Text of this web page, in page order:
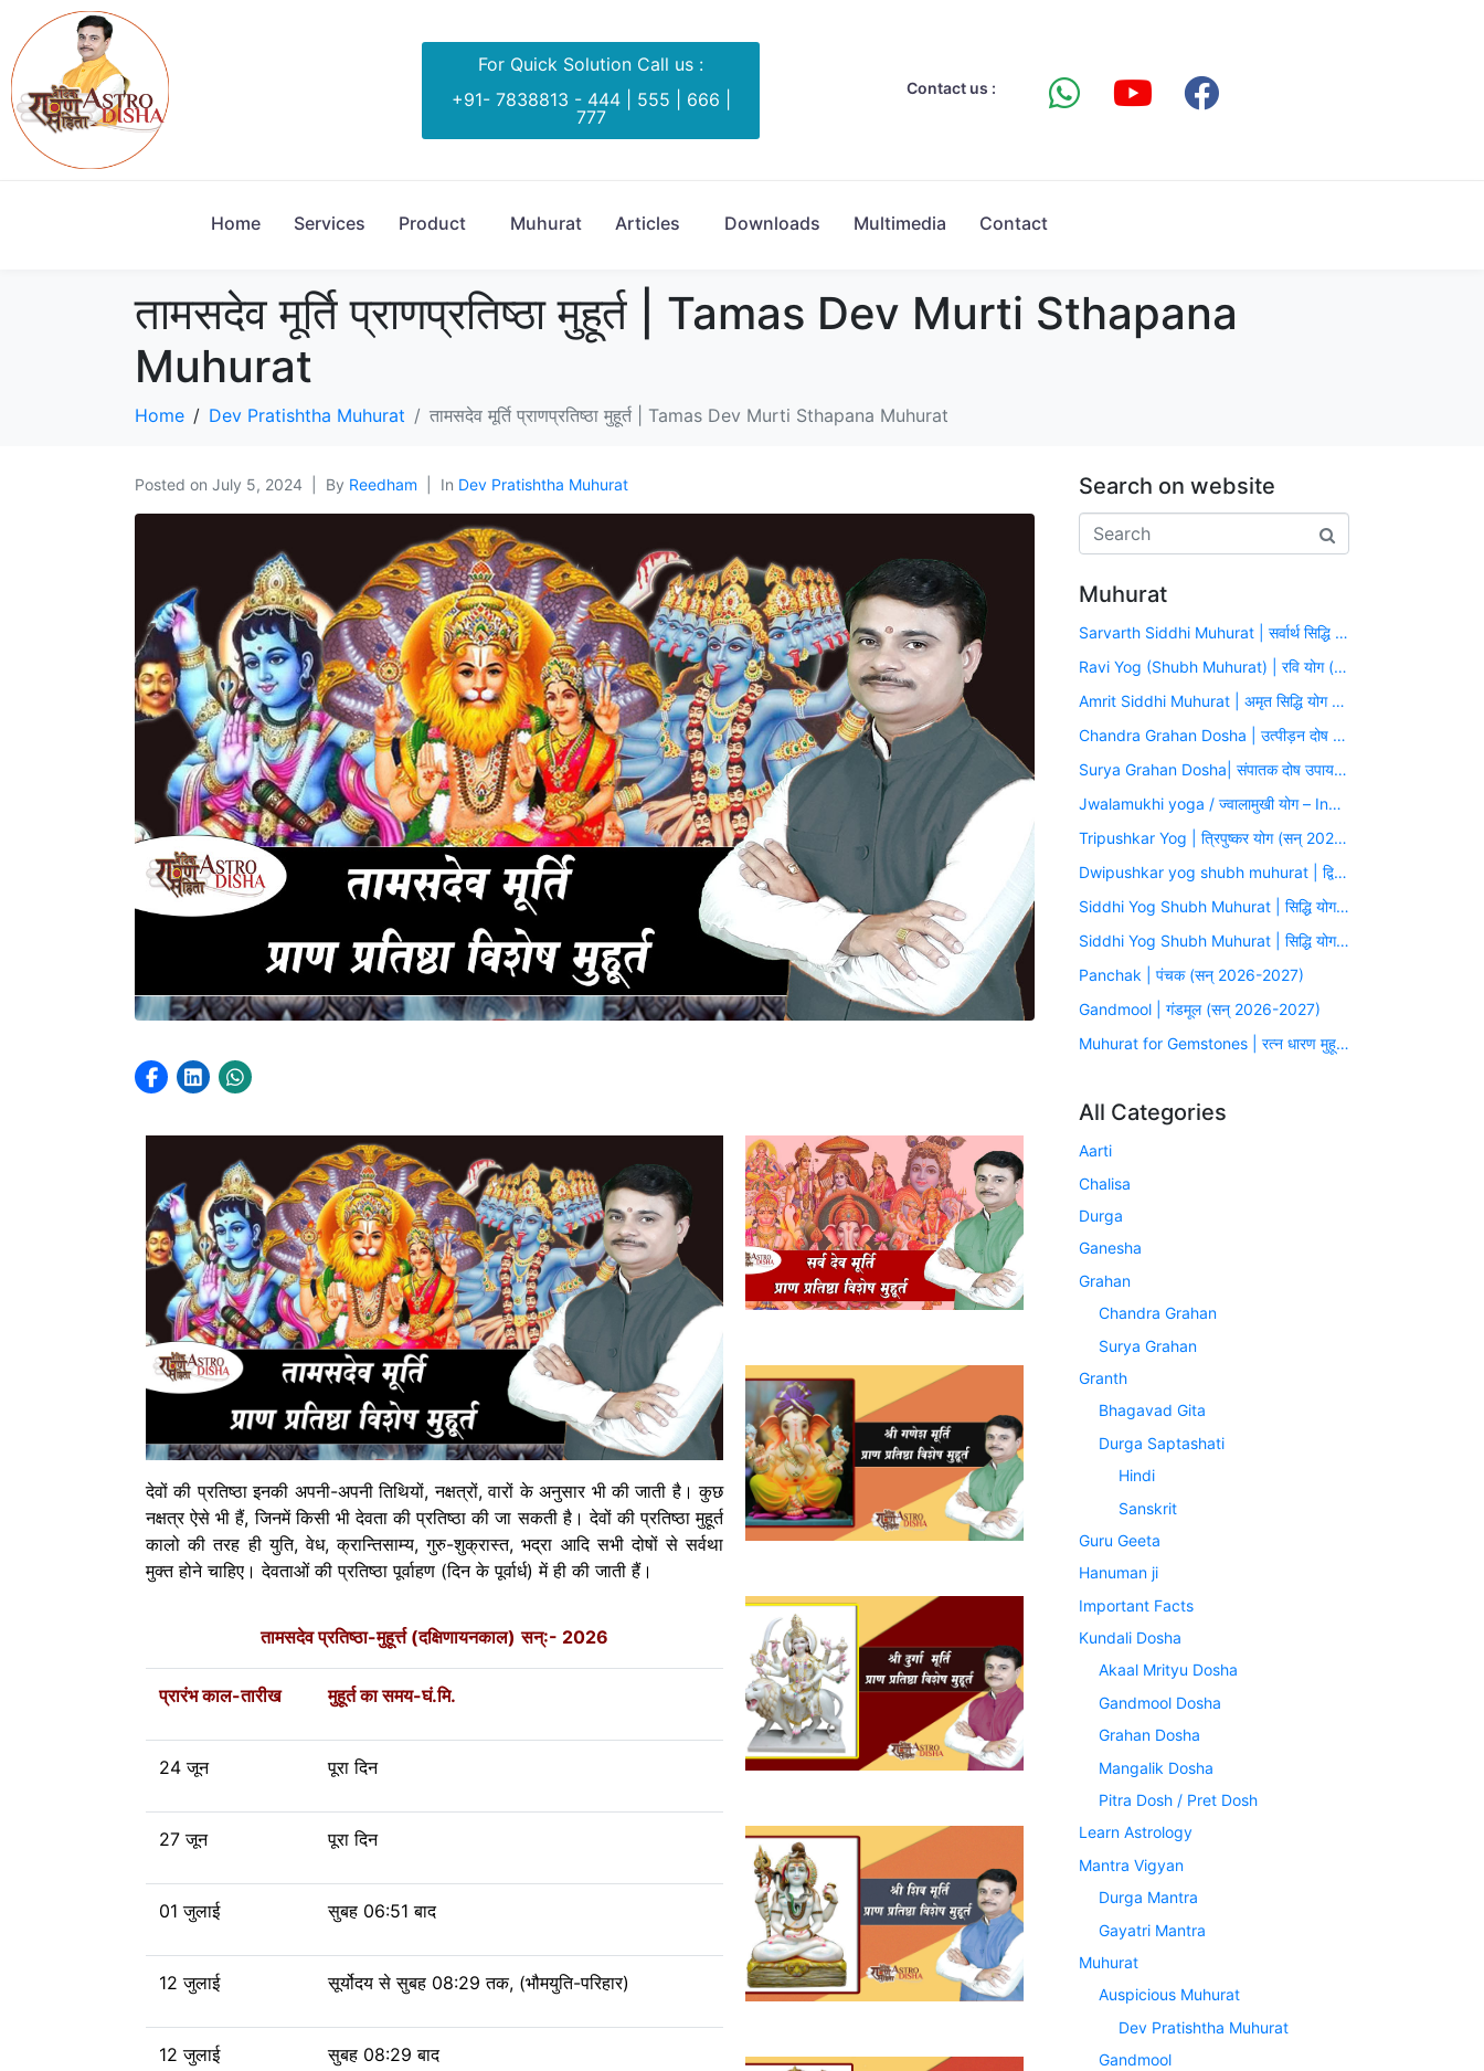
For Quick Solution Call us :
+91- 7838813 - 444 | 555 | 666 |
777
Contact us :
Home Services Product Muhurat Articles Downloads Multimedia Contact
तामसदेव मूर्ति प्राणप्रतिष्ठा मुहूर्त | Tamas Dev Murti Sthapana
Muhurat
Home Dev Pratishtha Muhurat तामसदेव मूर्ति प्राणप्रतिष्ठा मुहूर्त | Tamas Dev Murti Sthapana Muhurat
Posted on July 5, 2024 By Reedham In Dev Pratishtha Muhurat
देवों की प्रतिष्ठा इनकी अपनी-अपनी तिथियों, नक्षत्रों, वारों के अनुसार भी की जाती है। कुछ
नक्षत्र ऐसे भी हैं, जिनमें किसी भी देवता की प्रतिष्ठा की जा सकती है। देवों की प्रतिष्ठा मुहूर्त
कालो की तरह ही युति, वेध, क्रान्तिसाम्य, गुरु-शुक्रास्त, भद्रा आदि सभी दोषों से सर्वथा
मुक्त होने चाहिए। देवताओं की प्रतिष्ठा पूर्वाहण (दिन के पूर्वार्ध) में ही की जाती हैं।
तामसदेव प्रतिष्ठा-मुहूर्त्त (दक्षिणायनकाल) सन्:- 2026
प्रारंभ काल-तारीख मुहूर्त का समय-घं.मि.
24 जून पूरा दिन
27 जून पूरा दिन
01 जुलाई सुबह 06:51 बाद
12 जुलाई सूर्योदय सेसुबह 08:29 तक, (भौमयुति-परिहार)
12 जुलाई सुबह 08:29 बाद
Search on website
Muhurat
Sarvarth Siddhi Muhurat | सर्वार्थ सिद्धि योग (सन् 2026-2027)
Ravi Yog (Shubh Muhurat) | रवि योग (सन् 2026-2027)
Amrit Siddhi Muhurat | अमृत सिद्धि योग (सन् 2026-2027)
Chandra Grahan Dosha | उत्पीड़न दोष उपाय मुहूर्त (सन् 2026-2027)
Surya Grahan Dosha| संपातक दोष उपाय मुहूर्त (सन् 2026-2027)
Jwalamukhi yoga / ज्वालामुखी योग – Inauspicious Yoga
Tripushkar Yog | त्रिपुष्कर योग (सन् 2026-2027)
Dwipushkar yog shubh muhurat | द्विपुष्कर योग (सन् 2026-2027)
Siddhi Yog Shubh Muhurat | सिद्धि योग (सन् 2026-2027)
Siddhi Yog Shubh Muhurat | सिद्धि योग (सन् 2026-2027)
Panchak | पंचक (सन् 2026-2027)
Gandmool | गंडमूल (सन् 2026-2027)
Muhurat for Gemstones | रत्न धारण मुहूर्त (सन् 2026-2027)
All Categories
Aarti
Chalisa
Durga
Ganesha
Grahan
Chandra Grahan
Surya Grahan
Granth
Bhagavad Gita
Durga Saptashati
Hindi
Sanskrit
Guru Geeta
Hanuman ji
Important Facts
Kundali Dosha
Akaal Mrityu Dosha
Gandmool Dosha
Grahan Dosha
Mangalik Dosha
Pitra Dosh / Pret Dosh
Learn Astrology
Mantra Vigyan
Durga Mantra
Gayatri Mantra
Muhurat
Auspicious Muhurat
Dev Pratishtha Muhurat
Gandmool